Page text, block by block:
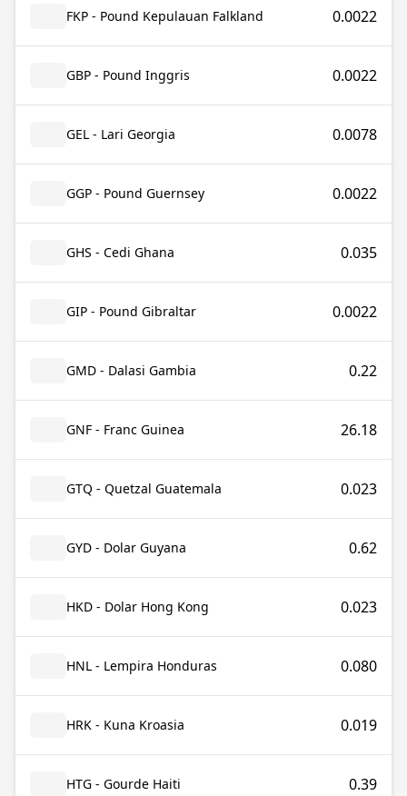
FKP - Pound Kepulauan Falkland 0.0022
GBP - Pound Inggris 0.0022
GEL - Lari Georgia 0.0078
GGP - Pound Guernsey 0.0022
GHS - Cedi Ghana 0.035
GIP - Pound Gibraltar 0.0022
GMD - Dalasi Gambia 0.22
GNF - Franc Guinea 26.18
GTQ - Quetzal Guatemala 0.023
GYD - Dolar Guyana 0.62
HKD - Dolar Hong Kong 0.023
HNL - Lempira Honduras 0.080
HRK - Kuna Kroasia 0.019
HTG - Gourde Haiti 0.39